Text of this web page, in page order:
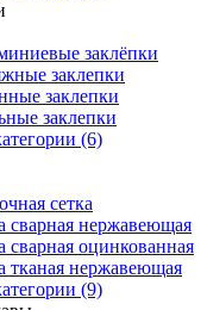
заклёпки
заклепки
заклепки
заклепки
(6)
сетка
сварная нержавеющая
сварная оцинкованная
тканая нержавеющая
(9)